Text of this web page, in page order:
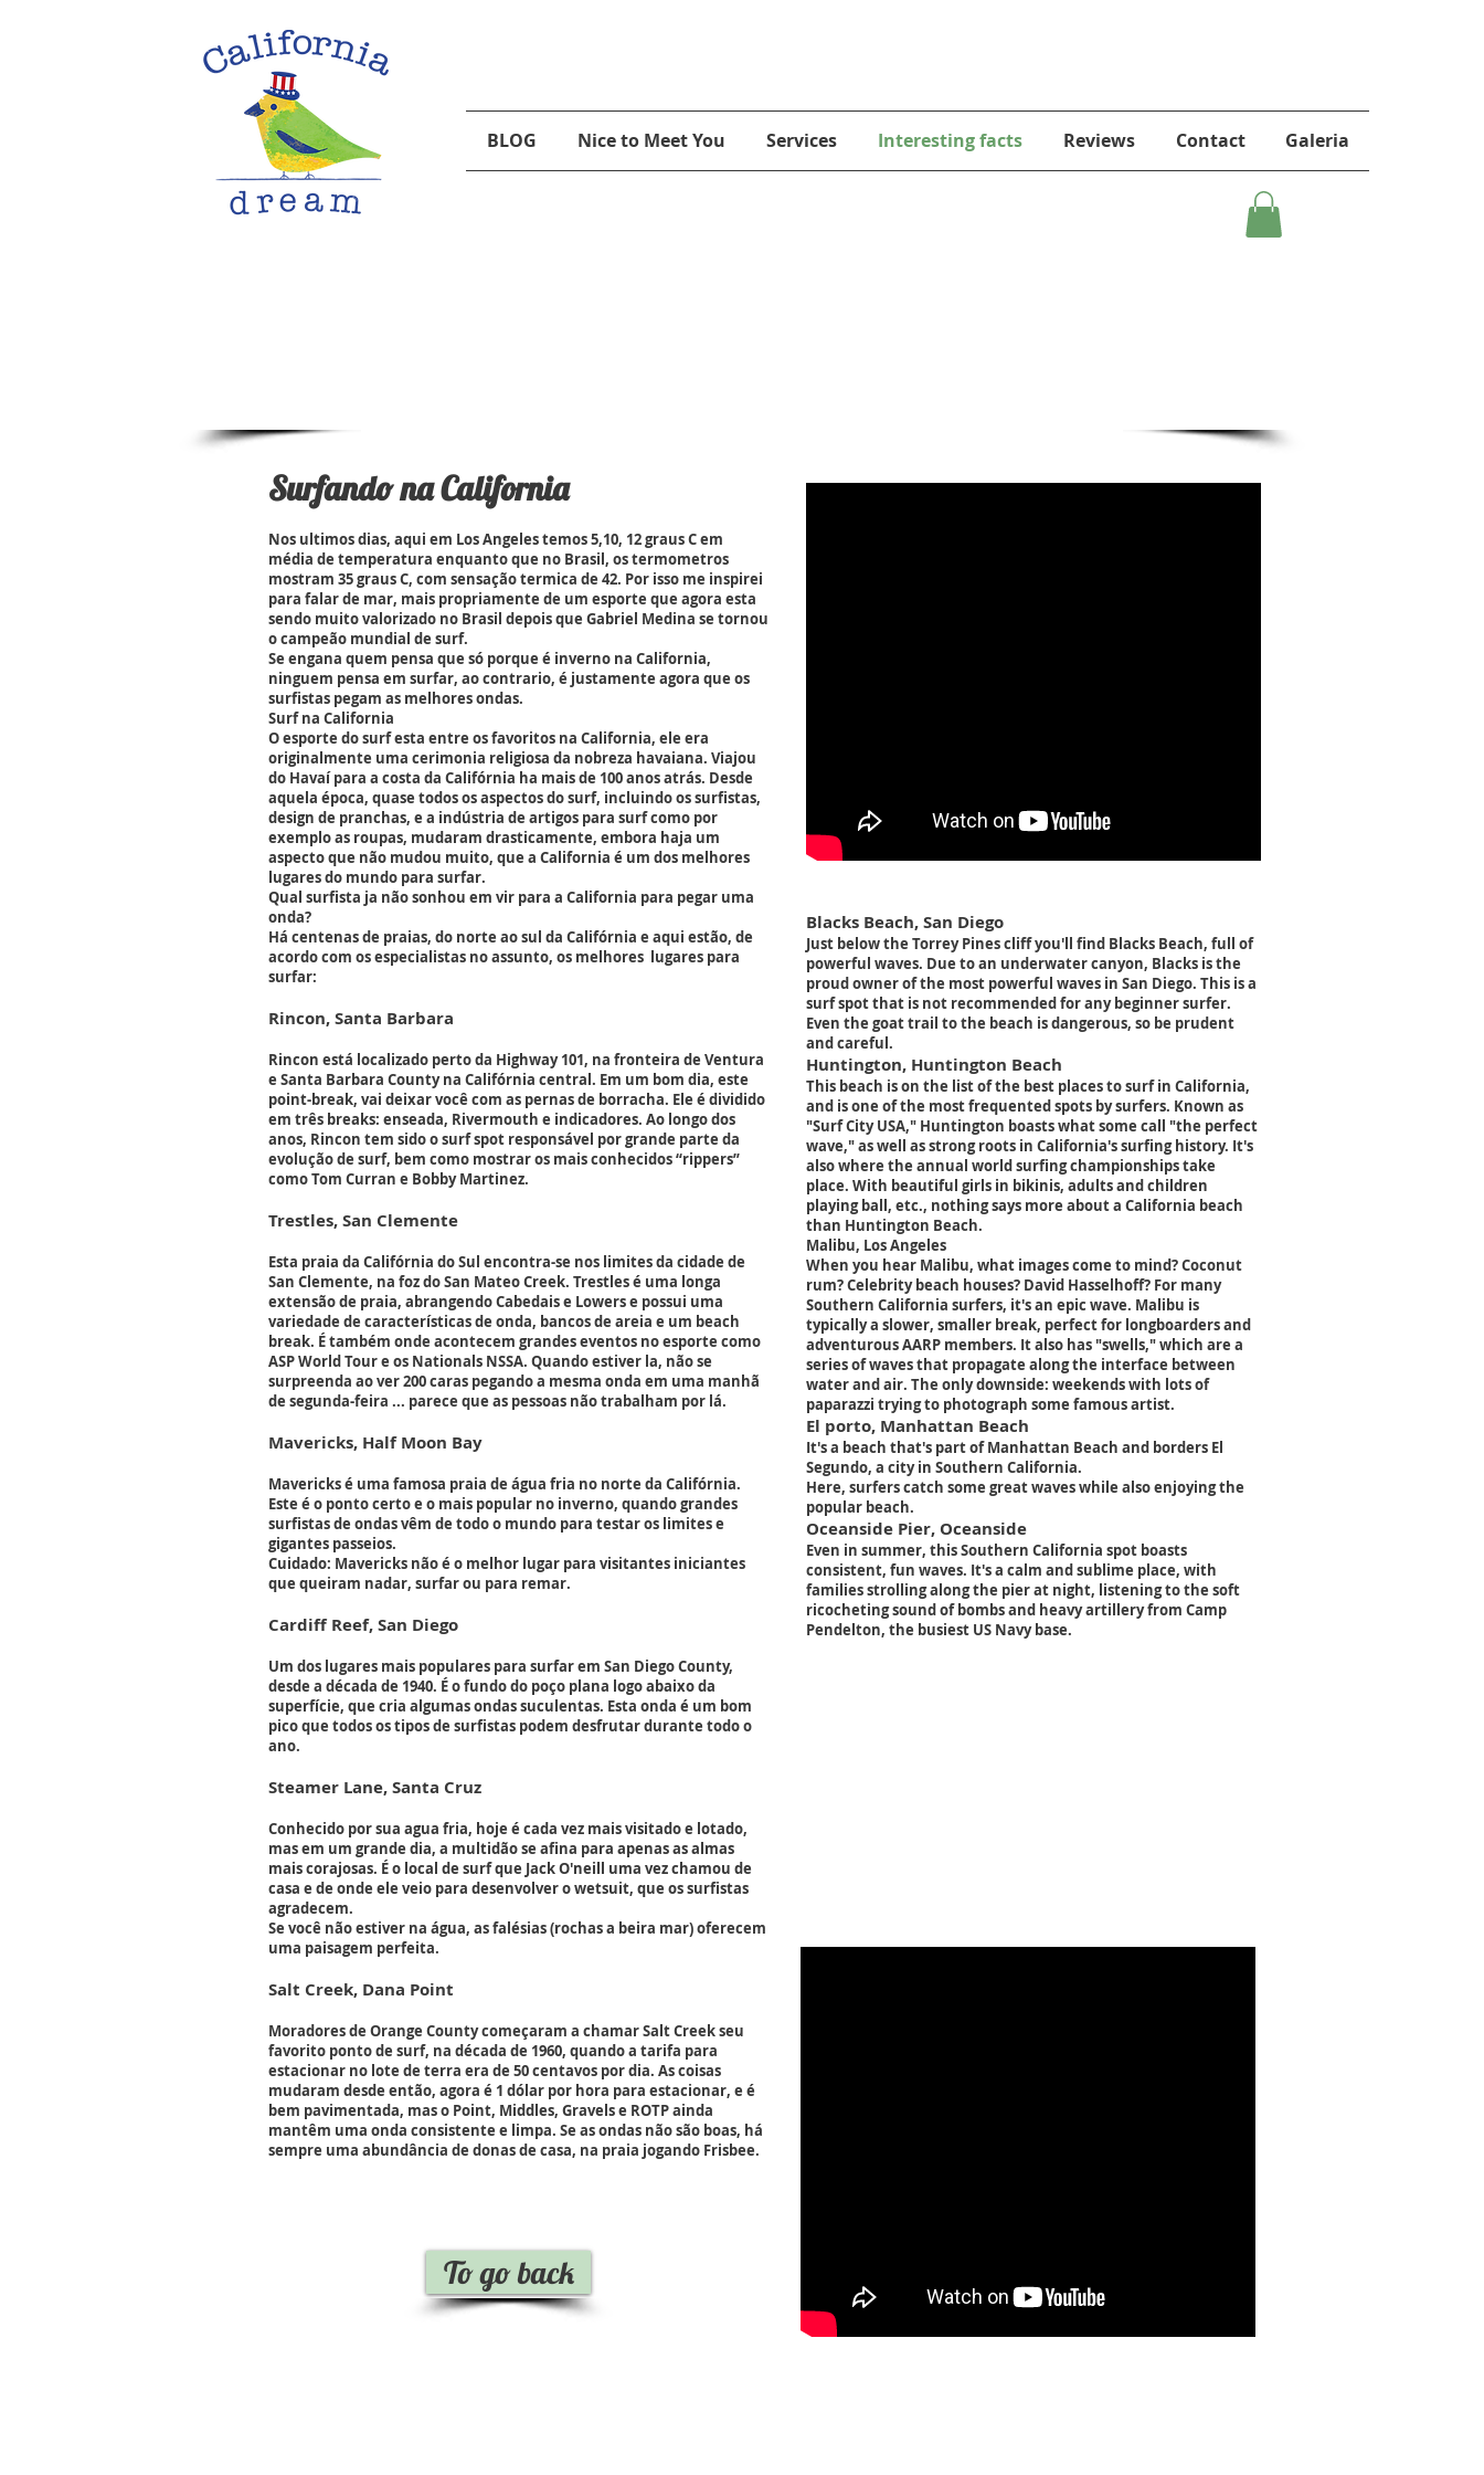
BLOG
Nice to Meet You Services Interesting facts Reviews Contact Galeria
Surfando na California
Nos ultimos dias, aqui em Los Angeles temos 5,10, 12 graus C em
média de temperatura enquanto que no Brasil, os termometros
mostram 35 graus C, com sensação termica de 42. Por isso me inspirei
para falar de mar, mais propriamente de um esporte que agora esta
sendo muito valorizado no Brasil depois que Gabriel Medina se tornou
o campeão mundial de surf.
Se engana quem pensa que só porque é inverno na California,
ninguem pensa em surfar, ao contrario, é justamente agora que os
surfistas pegam as melhores ondas.
Surf na California
O esporte do surf esta entre os favoritos na California, ele era
originalmente uma cerimonia religiosa da nobreza havaiana. Viajou
do Havaí para a costa da Califórnia ha mais de 100 anos atrás. Desde
aquela época, quase todos os aspectos do surf, incluindo os surfistas,
design de pranchas, e a indústria de artigos para surf como por
exemplo as roupas, mudaram drasticamente, embora haja um
aspecto que não mudou muito, que a California é um dos melhores
lugares do mundo para surfar.
Qual surfista ja não sonhou em vir para a California para pegar uma
onda?
Há centenas de praias, do norte ao sul da Califórnia e aqui estão, de
acordo com os especialistas no assunto, os melhores lugares para
surfar:
Rincon, Santa Barbara
Rincon está localizado perto da Highway 101, na fronteira de Ventura
e Santa Barbara County na Califórnia central. Em um bom dia, este
point-break, vai deixar você com as pernas de borracha. Ele é dividido
em três breaks: enseada, Rivermouth e indicadores. Ao longo dos
anos, Rincon tem sido o surf spot responsável por grande parte da
evolução de surf, bem como mostrar os mais conhecidos “rippers”
como Tom Curran e Bobby Martinez.
Trestles, San Clemente
Esta praia da Califórnia do Sul encontra-se nos limites da cidade de
San Clemente, na foz do San Mateo Creek. Trestles é uma longa
extensão de praia, abrangendo Cabedais e Lowers e possui uma
variedade de características de onda, bancos de areia e um beach
break. É também onde acontecem grandes eventos no esporte como
ASP World Tour e os Nationals NSSA. Quando estiver la, não se
surpreenda ao ver 200 caras pegando a mesma onda em uma manhã
de segunda-feira ... parece que as pessoas não trabalham por lá.
Mavericks, Half Moon Bay
Mavericks é uma famosa praia de água fria no norte da Califórnia.
Este é o ponto certo e o mais popular no inverno, quando grandes
surfistas de ondas vêm de todo o mundo para testar os limites e
gigantes passeios.
Cuidado: Mavericks não é o melhor lugar para visitantes iniciantes
que queiram nadar, surfar ou para remar.
Cardiff Reef, San Diego
Um dos lugares mais populares para surfar em San Diego County,
desde a década de 1940. É o fundo do poço plana logo abaixo da
superfície, que cria algumas ondas suculentas. Esta onda é um bom
pico que todos os tipos de surfistas podem desfrutar durante todo o
ano.
Steamer Lane, Santa Cruz
Conhecido por sua agua fria, hoje é cada vez mais visitado e lotado,
mas em um grande dia, a multidão se afina para apenas as almas
mais corajosas. É o local de surf que Jack O'neill uma vez chamou de
casa e de onde ele veio para desenvolver o wetsuit, que os surfistas
agradecem.
Se você não estiver na água, as falésias (rochas a beira mar) oferecem
uma paisagem perfeita.
Salt Creek, Dana Point
Moradores de Orange County começaram a chamar Salt Creek seu
favorito ponto de surf, na década de 1960, quando a tarifa para
estacionar no lote de terra era de 50 centavos por dia. As coisas
mudaram desde então, agora é 1 dólar por hora para estacionar, e é
bem pavimentada, mas o Point, Middles, Gravels e ROTP ainda
mantêm uma onda consistente e limpa. Se as ondas não são boas, há
sempre uma abundância de donas de casa, na praia jogando Frisbee.
To go back
Blacks Beach, San Diego
Just below the Torrey Pines cliff you'll find Blacks Beach, full of
powerful waves. Due to an underwater canyon, Blacks is the
proud owner of the most powerful waves in San Diego. This is a
surf spot that is not recommended for any beginner surfer.
Even the goat trail to the beach is dangerous, so be prudent
and careful.
Huntington, Huntington Beach
This beach is on the list of the best places to surf in California,
and is one of the most frequented spots by surfers. Known as
"Surf City USA," Huntington boasts what some call "the perfect
wave," as well as strong roots in California's surfing history. It's
also where the annual world surfing championships take
place. With beautiful girls in bikinis, adults and children
playing ball, etc., nothing says more about a California beach
than Huntington Beach.
Malibu, Los Angeles
When you hear Malibu, what images come to mind? Coconut
rum? Celebrity beach houses? David Hasselhoff? For many
Southern California surfers, it's an epic wave. Malibu is
typically a slower, smaller break, perfect for longboarders and
adventurous AARP members. It also has "swells," which are a
series of waves that propagate along the interface between
water and air. The only downside: weekends with lots of
paparazzi trying to photograph some famous artist.
El porto, Manhattan Beach
It's a beach that's part of Manhattan Beach and borders El
Segundo, a city in Southern California.
Here, surfers catch some great waves while also enjoying the
popular beach.
Oceanside Pier, Oceanside
Even in summer, this Southern California spot boasts
consistent, fun waves. It's a calm and sublime place, with
families strolling along the pier at night, listening to the soft
ricocheting sound of bombs and heavy artillery from Camp
Pendelton, the busiest US Navy base.